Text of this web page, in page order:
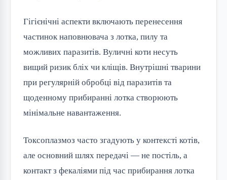
Гігієнічні аспекти включають перенесення
частинок наповнювача з лотка, пилу та
можливих паразитів. Вуличні коти несуть
вищий ризик бліх чи кліщів. Внутрішні тварини
при регулярній обробці від паразитів та
щоденному прибиранні лотка створюють
мінімальне навантаження.
Токсоплазмоз часто згадують у контексті котів,
але основний шлях передачі — не постіль, а
контакт з фекаліями під час прибирання лотка